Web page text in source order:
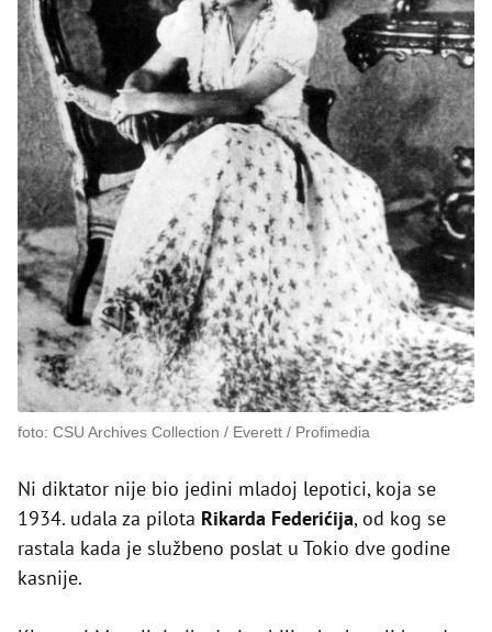
foto: CSU Archives Collection / Everett / Profimedia
Ni diktator nije bio jedini mladoj lepotici, koja se
1934. udala za pilota Rikarda Federićija, od kog se
rastala kada je službeno poslat u Tokio dve godine
kasnije.